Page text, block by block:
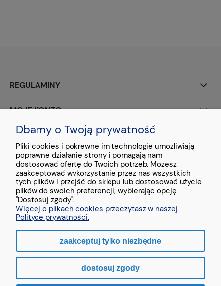
REGULAMINY
MOJE KONTO
PŁATNOŚCI I DOSTAWA
O NAS
Stopka - treść testowa
Sklep internetowy Shoper.pl
Dbamy o Twoją prywatność
Pliki cookies i pokrewne im technologie umożliwiają
poprawne działanie strony i pomagają nam
dostosować ofertę do Twoich potrzeb. Możesz
zaakceptować wykorzystanie przez nas wszystkich
tych plików i przejść do sklepu lub dostosować użycie
plików do swoich preferencji, wybierając opcję
"Dostosuj zgody".
Więcej o plikach cookies przeczytasz w naszej
Polityce prywatności.
zaakceptuj tylko niezbędne
dostosuj zgody